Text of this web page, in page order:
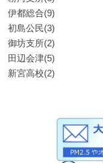
伊都総合(9)
初島公民(3)
御坊支所(2)
田辺会津(5)
新宮高校(2)